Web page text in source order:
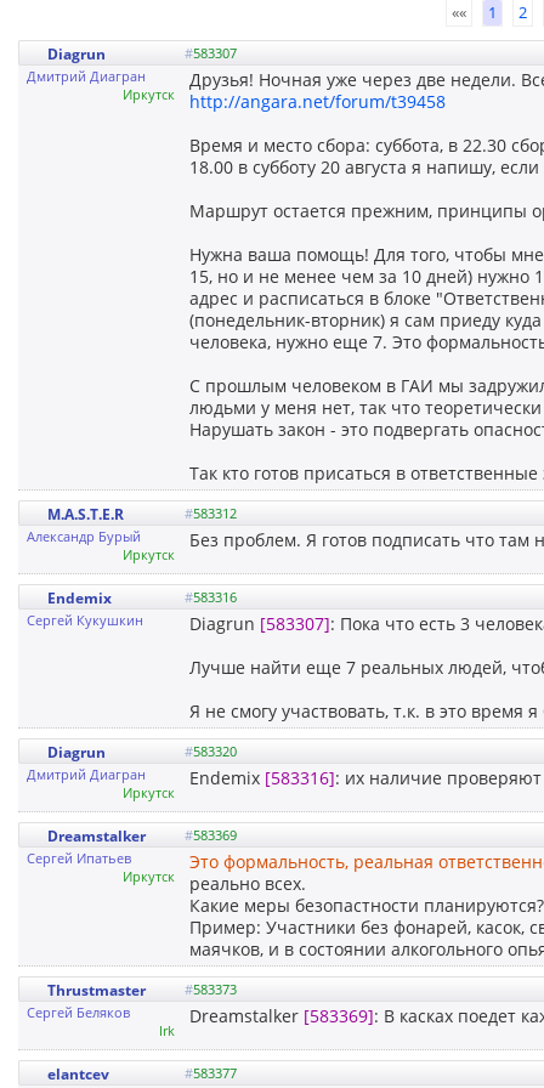
«« 1 2
Diagrun #583307
Дмитрий Диагран
Иркутск
Друзья! Ночная уже через две недели.
http://angara.net/forum/t39458
Время и место сбора: суббота, в 22.30
18.00 в субботу 20 августа я напишу,
Маршрут остается прежним, принципы
Нужна ваша помощь! Для того, чтобы
15, но и не менее чем за 10 дней) нужно
адрес и расписаться в блоке
(понедельник-вторник) я сам приеду
человека, нужно еще 7. Это
С прошлым человеком в ГАИ мы
людьми у меня нет, так что
Нарушать закон - это подвергать
Так кто готов присаться в ответственные
M.A.S.T.E.R #583312
Александр Бурый
Иркутск
Без проблем. Я готов подписать что там
Endemix #583316
Сергей Кукушкин
Diagrun [583307]: Пока что есть 3
Лучше найти еще 7 реальных людей,
Я не смогу участвовать, т.к. в это время
Diagrun #583320
Дмитрий Диагран
Иркутск
Endemix [583316]: их наличие проверяют
Dreamstalker #583369
Сергей Ипатьев
Иркутск
Это формальность, реальная
реально всех.
Какие меры безопастности
Пример: Участники без фонарей, касок,
маячков, и в состоянии алкогольного
Thrustmaster #583373
Сергей Беляков
Irk
Dreamstalker [583369]: В касках поедет
elantcev #583377